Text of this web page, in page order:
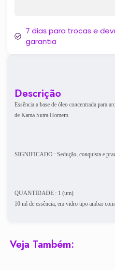
Descrição
Essência a base de óleo concentrada para
de Kama Sutra Homem.
SIGNIFICADO : Sedução, conquista e
QUANTIDADE : 1 (um)
10 ml de essência, em vidro tipo ambar
7 dias para trocas e
garantia
Veja Também: